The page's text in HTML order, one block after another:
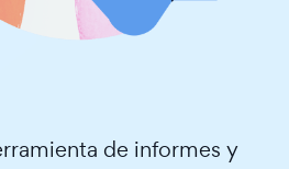
de informes y